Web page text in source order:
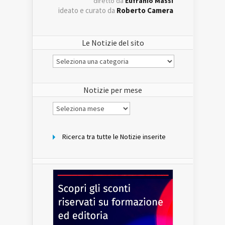
ideato e curato da Roberto Camera
Le Notizie del sito
Le
Notizie
Notizie per mese
Notizie
per
Ricerca tra tutte le Notizie inserite